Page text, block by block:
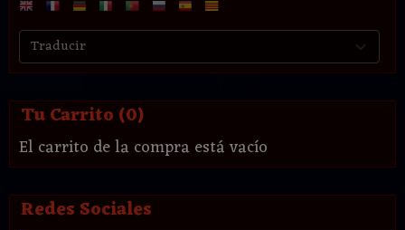
Tu Carrito (0)
El carrito de la compra está vacío
Redes Sociales